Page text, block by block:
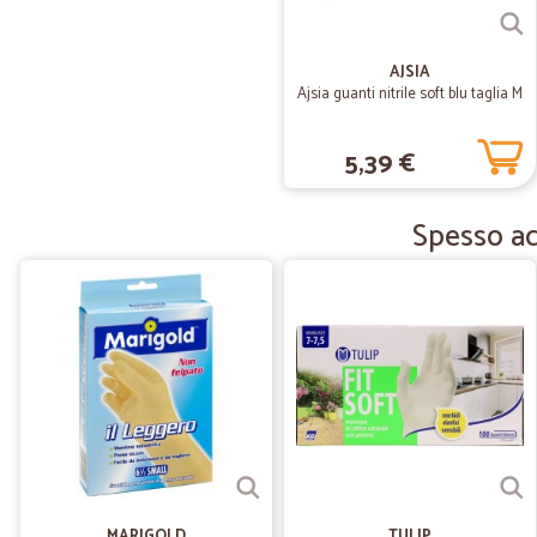
AJSIA
Ajsia guanti nitrile soft blu taglia M
5,39 €
Spesso